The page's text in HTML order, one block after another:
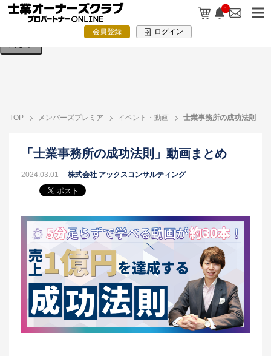
1
会員登録 ログイン
検索条件を入力してください。
TOP メンバーズプレミア イベント・動画 士業事務所の成功法則
「士業事務所の成功法則」動画まとめ
2024.03.01 株式会社 アックスコンサルティング